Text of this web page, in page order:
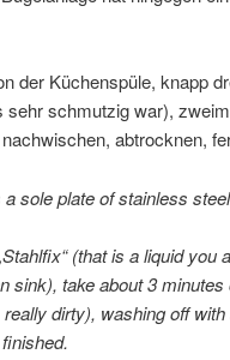
der Küchenspüle, knapp
sehr schmutzig war),
abtrocknen,
sole plate of stainless
(that is a liquid you
sink), take about 3 minutes
dirty), washing off with